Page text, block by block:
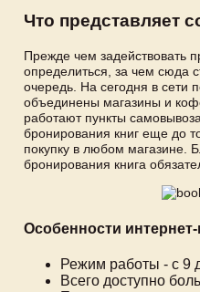
Что представляет
Прежде чем задействовать
определиться, за чем сюда
очередь. На сегодня в сети
объединены магазины и
работают пункты
бронирования книг еще до
покупку в любом магазине.
бронирования книга
Особенности
Режим работы - с 9
Всего доступно